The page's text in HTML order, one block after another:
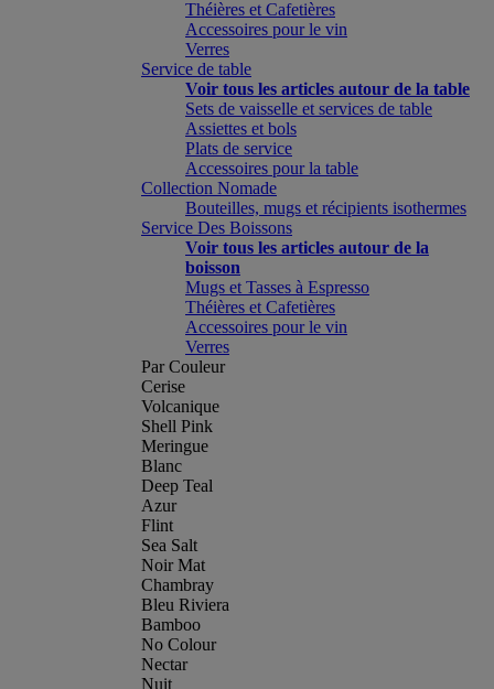
Théières et Cafetières
Accessoires pour le vin
Verres
Service de table
Voir tous les articles autour de la table
Sets de vaisselle et services de table
Assiettes et bols
Plats de service
Accessoires pour la table
Collection Nomade
Bouteilles, mugs et récipients isothermes
Service Des Boissons
Voir tous les articles autour de la
boisson
Mugs et Tasses à Espresso
Théières et Cafetières
Accessoires pour le vin
Verres
Par Couleur
Cerise
Volcanique
Shell Pink
Meringue
Blanc
Deep Teal
Azur
Flint
Sea Salt
Noir Mat
Chambray
Bleu Riviera
Bamboo
No Colour
Nectar
Nuit